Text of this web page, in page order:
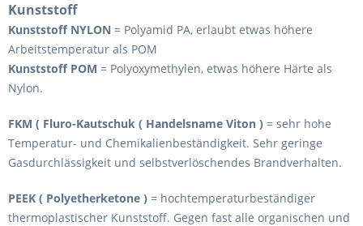
Kunststoff
Kunststoff NYLON = Polyamid PA, erlaubt etwas höhere
Arbeitstemperatur als POM
Kunststoff POM = Polyoxymethylen, etwas höhere Härte als
Nylon.
FKM ( Fluro-Kautschuk ( Handelsname Viton ) = sehr hohe
Temperatur- und Chemikalienbeständigkeit. Sehr geringe
Gasdurchlässigkeit und selbstverlöschendes Brandverhalten.
PEEK ( Polyetherketone ) = hochtemperaturbeständiger
thermoplastischer Kunststoff. Gegen fast alle organischen und